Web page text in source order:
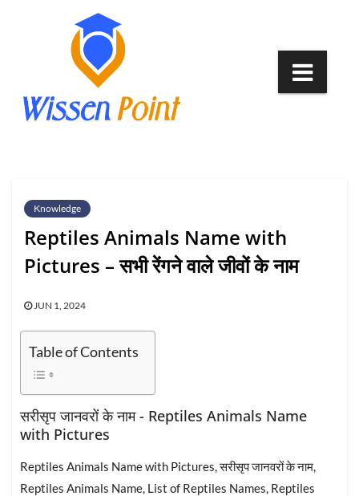
Knowledge
Reptiles Animals Name with
Pictures – सभी रेंगने वाले जीवों के नाम
JUN 1, 2024
Table of Contents
सरीसृप जानवरों के नाम - Reptiles Animals Name
with Pictures
Reptiles Animals Name with Pictures, सरीसृप जानवरों के नाम,
Reptiles Animals Name, List of Reptiles Names, Reptiles